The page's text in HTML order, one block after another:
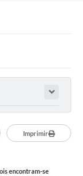
Imprimir
encontram-se